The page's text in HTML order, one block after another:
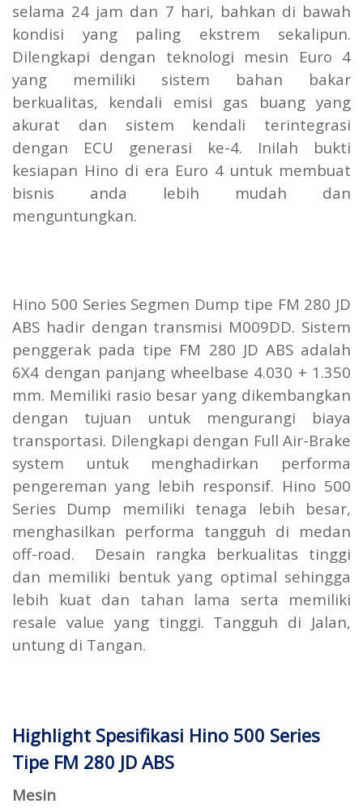
selama 24 jam dan 7 hari, bahkan di bawah
kondisi yang paling ekstrem sekalipun.
Dilengkapi dengan teknologi mesin Euro 4
yang memiliki sistem bahan bakar
berkualitas, kendali emisi gas buang yang
akurat dan sistem kendali terintegrasi
dengan ECU generasi ke-4. Inilah bukti
kesiapan Hino di era Euro 4 untuk membuat
bisnis anda lebih mudah dan
menguntungkan.
Hino 500 Series Segmen Dump tipe FM 280 JD
ABS hadir dengan transmisi M009DD. Sistem
penggerak pada tipe FM 280 JD ABS adalah
6X4 dengan panjang wheelbase 4.030 + 1.350
mm. Memiliki rasio besar yang dikembangkan
dengan tujuan untuk mengurangi biaya
transportasi. Dilengkapi dengan Full Air-Brake
system untuk menghadirkan performa
pengereman yang lebih responsif. Hino 500
Series Dump memiliki tenaga lebih besar,
menghasilkan performa tangguh di medan
off-road. Desain rangka berkualitas tinggi
dan memiliki bentuk yang optimal sehingga
lebih kuat dan tahan lama serta memiliki
resale value yang tinggi. Tangguh di Jalan,
untung di Tangan.
Highlight Spesifikasi Hino 500 Series
Tipe FM 280 JD ABS
Mesin